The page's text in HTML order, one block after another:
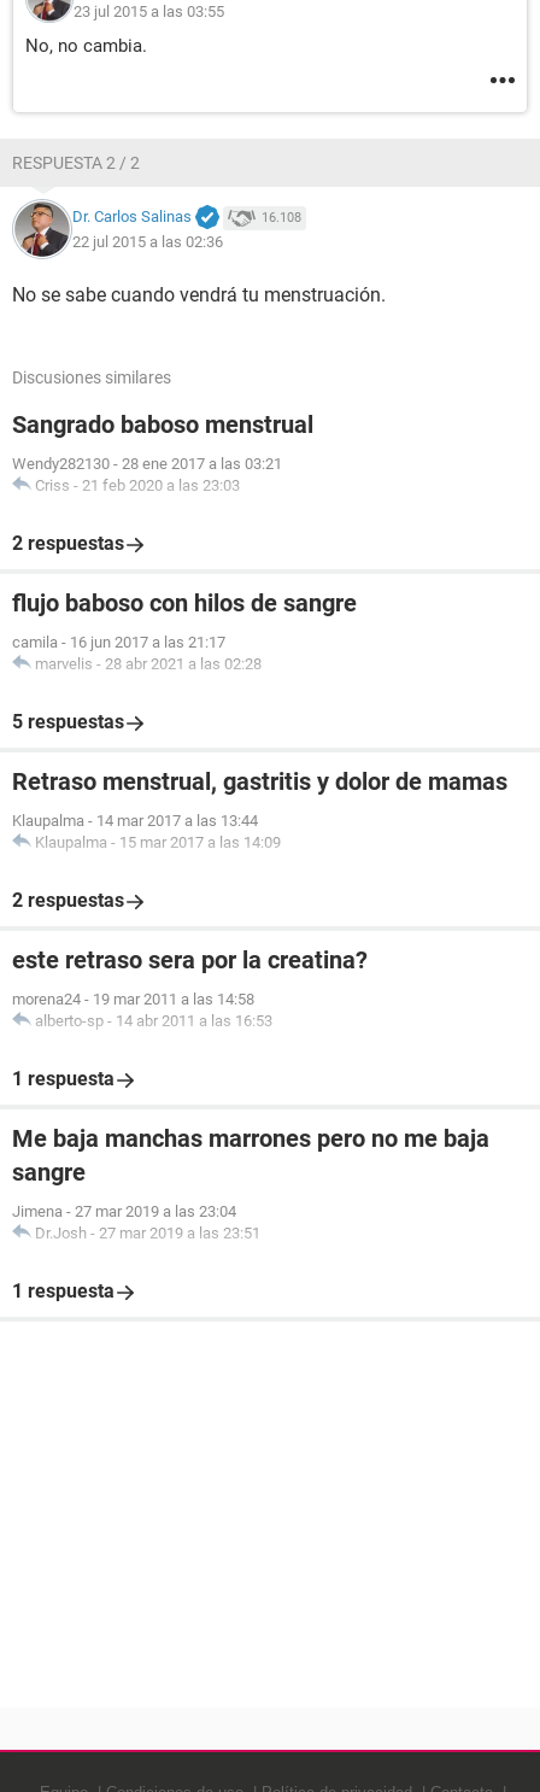
23 jul 2015 a las 03:55
No, no cambia.
RESPUESTA 2 / 2
Dr. Carlos Salinas 16.108
22 jul 2015 a las 02:36
No se sabe cuando vendrá tu menstruación.
Discusiones similares
Sangrado baboso menstrual
Wendy282130 - 28 ene 2017 a las 03:21
Criss - 21 feb 2020 a las 23:03
2 respuestas
flujo baboso con hilos de sangre
camila - 16 jun 2017 a las 21:17
marvelis - 28 abr 2021 a las 02:28
5 respuestas
Retraso menstrual, gastritis y dolor de mamas
Klaupalma - 14 mar 2017 a las 13:44
Klaupalma - 15 mar 2017 a las 14:09
2 respuestas
este retraso sera por la creatina?
morena24 - 19 mar 2011 a las 14:58
alberto-sp - 14 abr 2011 a las 16:53
1 respuesta
Me baja manchas marrones pero no me baja
sangre
Jimena - 27 mar 2019 a las 23:04
Dr.Josh - 27 mar 2019 a las 23:51
1 respuesta